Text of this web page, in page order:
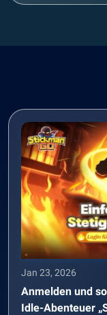
Jan 23, 2026
Anmelden und
Idle-Abenteuer